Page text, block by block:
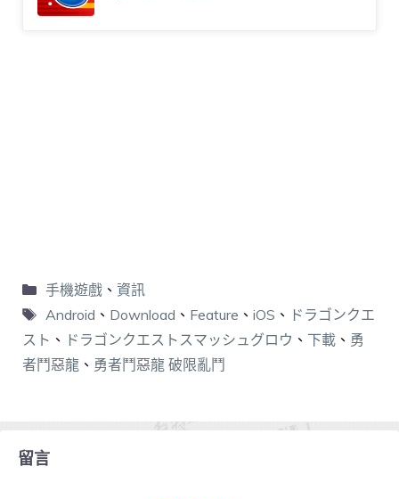
手機遊戲、 資訊
Android 、 Download 、 Feature 、 iOS 、 ドラゴンクエ
スト 、 ドラゴンクエストスマッシュグロウ 、 下載 、 勇
者鬥惡龍 、 勇者鬥惡龍 破限亂鬥
留言